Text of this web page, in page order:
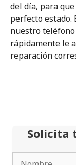
del día, para
perfecto estado.
nuestro
rápidamente le
reparación
Solicita